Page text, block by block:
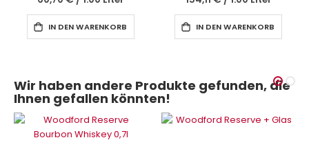
IN DEN WARENKORB IN DEN WARENKORB
Wir haben andere Produkte gefunden, die
Ihnen gefallen könnten!